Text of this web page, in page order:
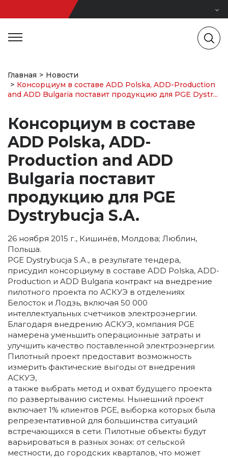
Главная
Новости
Консорциум в составе ADD Polska, ADD-Production
and ADD Bulgaria поставит продукцию для PGE Dystr...
Консорциум в составе
ADD Polska, ADD-
Production and ADD
Bulgaria поставит
продукцию для PGE
Dystrybucja S.A.
26 ноября 2015 г., Кишинёв, Молдова; Люблин,
Польша.
PGE Dystrybucja S.A., в результате тендера,
присудил консорциуму в составе ADD Polska, ADD-
Production и ADD Bulgaria контракт на внедрение
пилотного проекта по АСКУЭ в отделениях
Белосток и Лодзь, включая 50 000
интеллектуальных счетчиков электроэнергии.
Благодаря внедрению АСКУЭ, компания PGE
намерена уменьшить операционные затраты и
улучшить качество поставленной электроэнергии.
Пилотный проект предоставит возможность
измерить фактические выгоды от внедрения
АСКУЭ,
а также выбрать метод и охват будущего проекта
по развертыванию системы. Нынешний проект
включает 1% клиентов PGE, выборка которых была
репрезентативной для большинства ситуаций
встречающихся в сети. Пилотные объекты будут
варьироваться в разных зонах: от сельской
местности, до городских кварталов, что может